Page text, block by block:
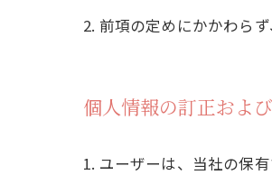
2. 前項の定めにかかわら
個人情報の訂正およ
1. ユーザーは、当社の保